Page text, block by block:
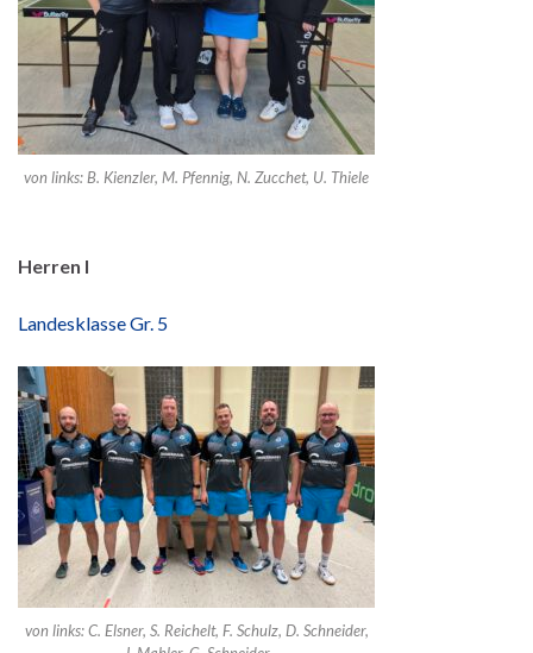
von links: B. Kienzler, M. Pfennig, N. Zucchet, U. Thiele
Herren I
Landesklasse Gr. 5
von links: C. Elsner, S. Reichelt, F. Schulz, D. Schneider,